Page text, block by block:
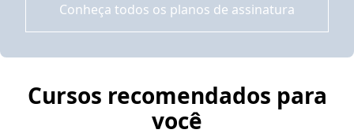
Conheça todos os planos de assinatura
Cursos recomendados para
você